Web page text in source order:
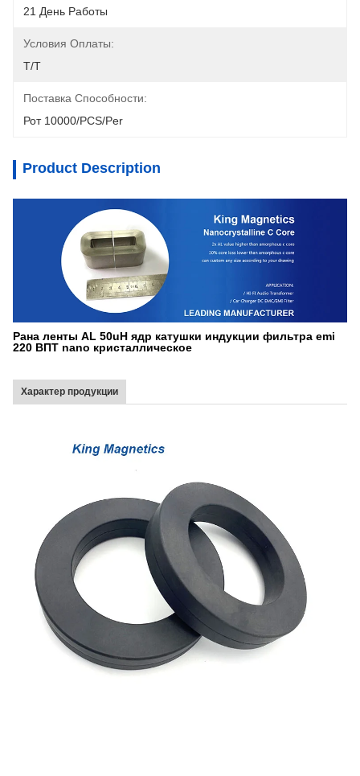
21 День Работы
Условия Оплаты:
T/T
Поставка Способности:
Рот 10000/PCS/Per
Product Description
Рана ленты AL 50uH ядр катушки индукции фильтра emi
220 ВПТ nano кристаллическое
Характер продукции